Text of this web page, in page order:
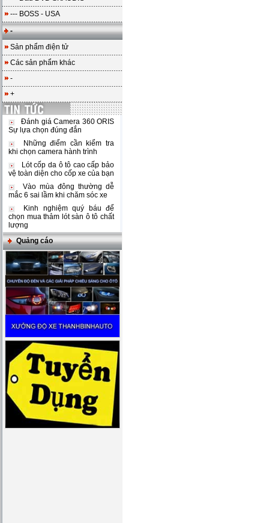
--- BOSS - USA
-
Sản phẩm điện tử
Các sản phẩm khác
-
+
Đánh giá Camera 360 ORIS
Sự lựa chọn đúng đắn
Những điểm cần kiểm tra
khi chọn camera hành trình
Lót cốp da ô tô cao cấp bảo
vệ toàn diện cho cốp xe của bạn
Vào mùa đông thường dễ
mắc 6 sai lầm khi chăm sóc xe
Kinh nghiệm quý báu để
chọn mua thảm lót sàn ô tô chất
lượng
Quảng cáo